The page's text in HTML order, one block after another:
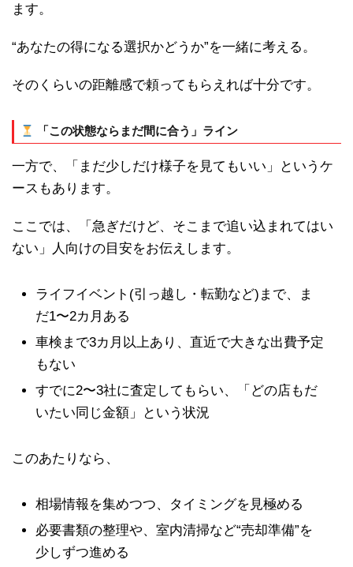
ます。
“あなたの得になる選択かどうか”を一緒に考える。
そのくらいの距離感で頼ってもらえれば十分です。
「この状態ならまだ間に合う」ライン
一方で、「まだ少しだけ様子を見てもいい」というケ
ースもあります。
ここでは、「急ぎだけど、そこまで追い込まれてはい
ない」人向けの目安をお伝えします。
ライフイベント(引っ越し・転勤など)まで、ま
だ1〜2カ月ある
車検まで3カ月以上あり、直近で大きな出費予定
もない
すでに2〜3社に査定してもらい、「どの店もだ
いたい同じ金額」という状況
このあたりなら、
相場情報を集めつつ、タイミングを見極める
必要書類の整理や、室内清掃など“売却準備”を
少しずつ進める